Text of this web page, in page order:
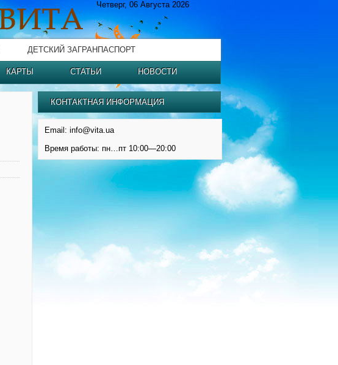
Четверг, 06 Августа 2026
ДЕТСКИЙ ЗАГРАНПАСПОРТ
КАРТЫ СТАТЬИ НОВОСТИ
КОНТАКТНАЯ ИНФОРМАЦИЯ
Email: info@vita.ua
Время работы: пн…пт 10:00—20:00